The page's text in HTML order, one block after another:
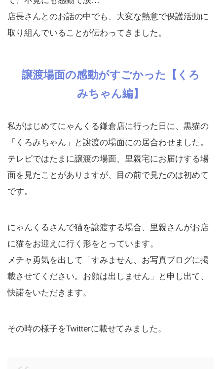
店長さんとのお話の中でも、大変な熱意で保護活動に
取り組んでいることが伝わってきました。
譲渡場面の感動がすごかった【くろ
みちゃん編】
私がはじめてにゃんくる鎌倉店に行った日に、黒猫の
「くろみちゃん」と譲渡の場面にの居合わせました。
テレビではたまに譲渡の場面、里親宅にお届けする場
面を見たことがありますが、目の前で見たのは初めて
です。
にゃんくるさんで猫を譲渡する場合、里親さんがお店
に猫をお迎えに行く形をとっています。
メチャ勇気を出して「すみません、お写真ブログに掲
載させてください。お顔は出しません」と申し出て、
快諾をいただきます。
その時の様子をTwitterに載せてみました。